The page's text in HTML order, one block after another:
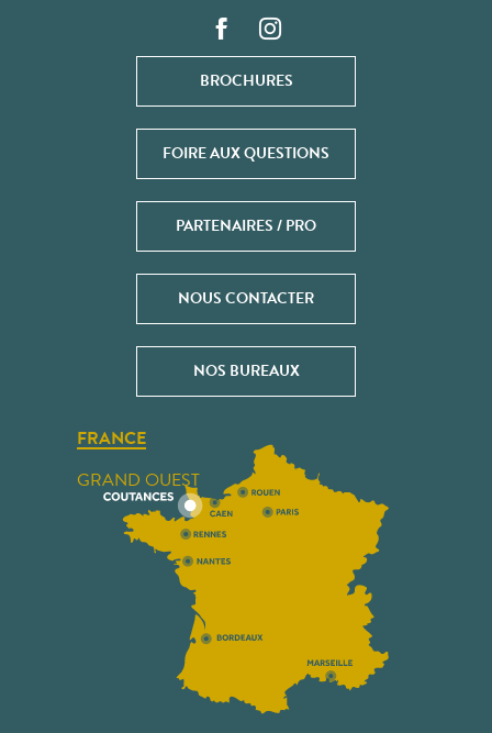
BROCHURES
FOIRE AUX QUESTIONS
PARTENAIRES / PRO
NOUS CONTACTER
NOS BUREAUX
FRANCE
GRAND OUEST